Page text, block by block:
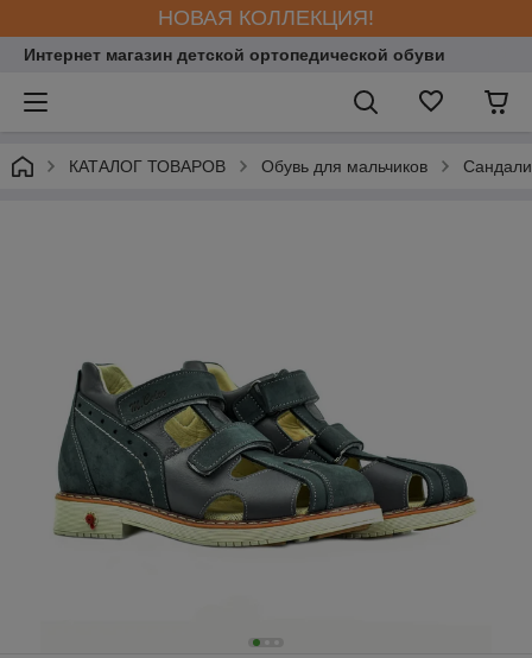
НОВАЯ КОЛЛЕКЦИЯ!
Интернет магазин детской ортопедической обуви
КАТАЛОГ ТОВАРОВ Обувь для мальчиков